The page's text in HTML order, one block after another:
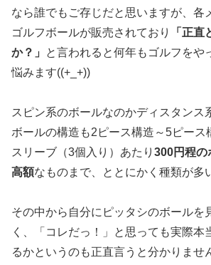
なら誰でもご存じだと思いますが、各
ゴルフボールが販売されており
「正
か？」
と言われると何年もゴルフをや
悩みます((+_+))
スピン系のボールなのかディスタンス
ボールの構造も2ピース構造～5ピース
スリーブ（3個入り）あたり 300円程の
高額なものまで、ととにかく種類が多
その中から自分にピッタシのボールを
く、「コレだっ！」と思っても実際本
るかというのも正直言うと分かりませ